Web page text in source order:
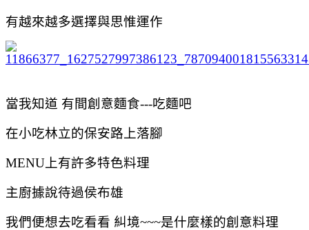
有越來越多選擇與思惟運作
當我知道 有間創意麵食---吃麵吧
在小吃林立的保安路上落腳
MENU上有許多特色料理
主廚據說待過侯布雄
我們便想去吃看看 糾境~~~是什麼樣的創意料理